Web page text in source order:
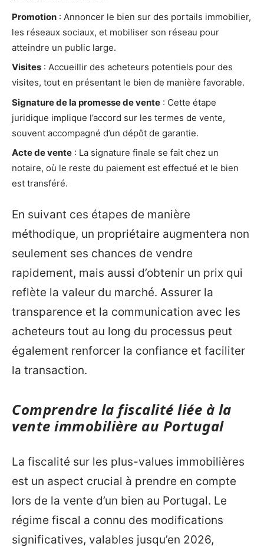
Promotion : Annoncer le bien sur des portails immobilier,
les réseaux sociaux, et mobiliser son réseau pour
atteindre un public large.
Visites : Accueillir des acheteurs potentiels pour des
visites, tout en présentant le bien de manière favorable.
Signature de la promesse de vente : Cette étape
juridique implique l’accord sur les termes de vente,
souvent accompagné d’un dépôt de garantie.
Acte de vente : La signature finale se fait chez un
notaire, où le reste du paiement est effectué et le bien
est transféré.
En suivant ces étapes de manière
méthodique, un propriétaire augmentera non
seulement ses chances de vendre
rapidement, mais aussi d’obtenir un prix qui
reflète la valeur du marché. Assurer la
transparence et la communication avec les
acheteurs tout au long du processus peut
également renforcer la confiance et faciliter
la transaction.
Comprendre la fiscalité liée à la
vente immobilière au Portugal
La fiscalité sur les plus-values immobilières
est un aspect crucial à prendre en compte
lors de la vente d’un bien au Portugal. Le
régime fiscal a connu des modifications
significatives, valables jusqu’en 2026,